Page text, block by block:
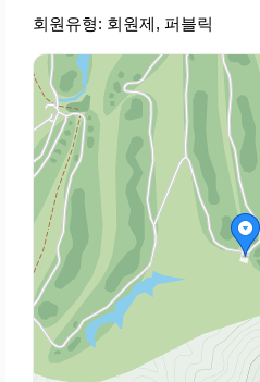
회원유형: 회원제, 퍼블릭